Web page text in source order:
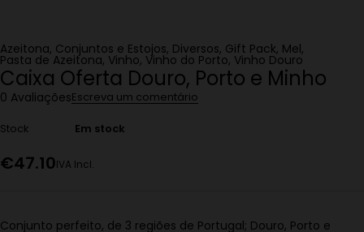
Azeitona, Conjuntos e Estojos, Diversos, Gift Pack, Mel,
Pasta de Azeitona, Vinho, Vinho do Porto, Vinho Douro
Caixa Oferta Douro, Porto e Minho
0 AvaliaçõesEscreva um comentário
Stock Em stock
€47.10IVA Incl.
Conjunto perfeito, de 3 regiões de Portugal; Douro, Porto e